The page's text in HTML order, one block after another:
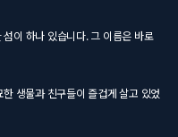
이 하나 있습니다. 그 이름은 바로
생물과 친구들이 즐겁게 살고 있었